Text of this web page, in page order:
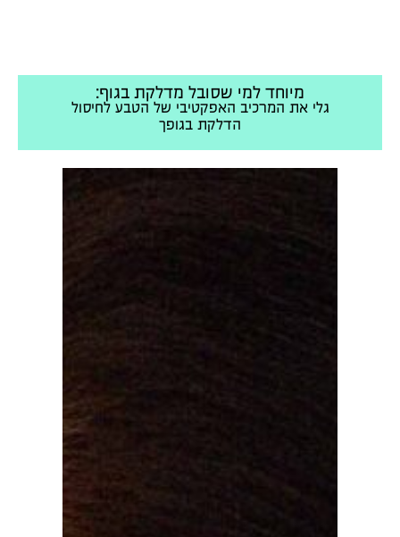
מיוחד למי שסובל מדלקת בגוף:
גלי את המרכיב האפקטיבי של הטבע לחיסול
הדלקת בגופך